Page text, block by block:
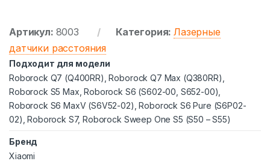
Артикул: 8003 Категория:Лазерные
датчики расстояния
Подходит для модели
Roborock Q7 (Q400RR), Roborock Q7 Max (Q380RR),
Roborock S5 Max, Roborock S6 (S602-00, S652-00),
Roborock S6 MaxV (S6V52-02), Roborock S6 Pure (S6P02-
02), Roborock S7, Roborock Sweep One S5 (S50 – S55)
Бренд
Xiaomi